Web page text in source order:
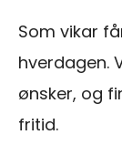
Som vikar
hverdagen.
ønsker, og
fritid.